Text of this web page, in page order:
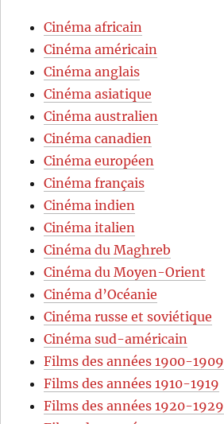
Cinéma africain
Cinéma américain
Cinéma anglais
Cinéma asiatique
Cinéma australien
Cinéma canadien
Cinéma européen
Cinéma français
Cinéma indien
Cinéma italien
Cinéma du Maghreb
Cinéma du Moyen-Orient
Cinéma d’Océanie
Cinéma russe et soviétique
Cinéma sud-américain
Films des années 1900-1909
Films des années 1910-1919
Films des années 1920-1929